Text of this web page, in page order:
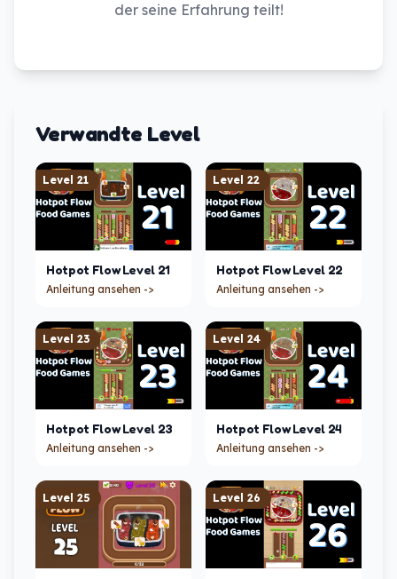
der seine Erfahrung teilt!
Verwandte Level
Level 21
Hotpot Flow Level 21
Anleitung ansehen ->
Level 22
Hotpot Flow Level 22
Anleitung ansehen ->
Level 23
Hotpot Flow Level 23
Anleitung ansehen ->
Level 24
Hotpot Flow Level 24
Anleitung ansehen ->
Level 25 Level 26